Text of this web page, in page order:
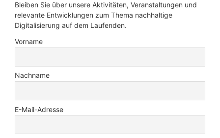
Bleiben Sie über unsere Aktivitäten, Veranstaltungen und
relevante Entwicklungen zum Thema nachhaltige
Digitalisierung auf dem Laufenden.
Vorname
Nachname
E-Mail-Adresse